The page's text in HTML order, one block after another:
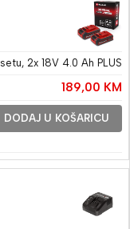
2x 18V 4.0 Ah PLUS
189,00 KM
DODAJ U KOŠARICU